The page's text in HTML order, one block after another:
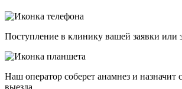
Поступление в клинику вашей заявки или
Наш оператор соберет анамнез и назначит